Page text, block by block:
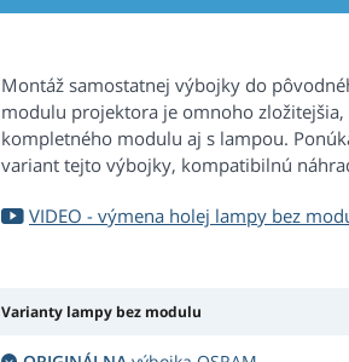
Montáž samostatnej výbojky do
modulu projektora je omnoho zložitejšia,
kompletného modulu aj s lampou.
variant tejto výbojky, kompatibilnú
VIDEO - výmena holej lampy bez
Varianty lampy bez modulu